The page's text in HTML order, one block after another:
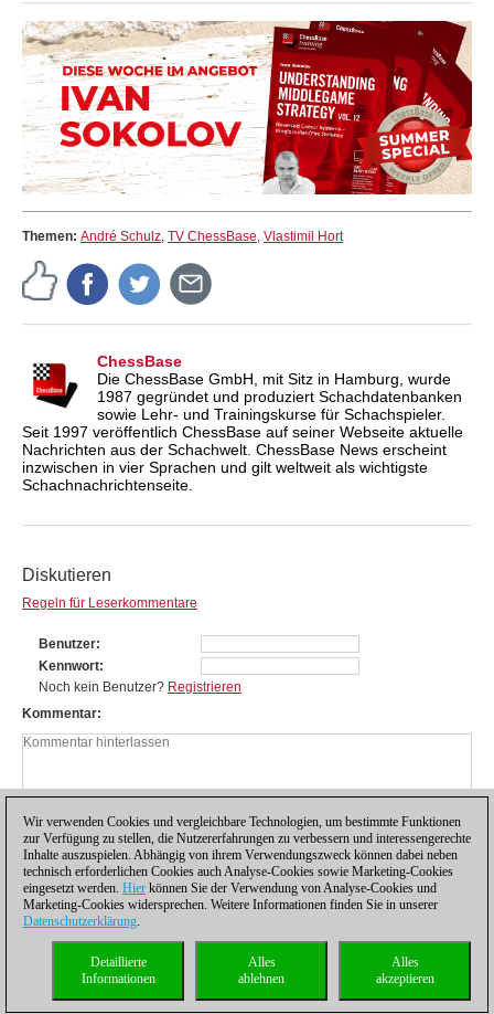
Themen: André Schulz, TV ChessBase, Vlastimil Hort
ChessBase
Die ChessBase GmbH, mit Sitz in Hamburg, wurde
1987 gegründet und produziert Schachdatenbanken
sowie Lehr- und Trainingskurse für Schachspieler.
Seit 1997 veröffentlich ChessBase auf seiner Webseite aktuelle
Nachrichten aus der Schachwelt. ChessBase News erscheint
inzwischen in vier Sprachen und gilt weltweit als wichtigste
Schachnachrichtenseite.
Diskutieren
Regeln für Leserkommentare
Benutzer
Kennwort
Noch kein Benutzer? Registrieren
Kommentar
Datenschutzhinweis| Kontakt| |Lizenzen
Compliance Hotline|
coldest news
Wir verwenden Cookies und vergleichbare Technologien, um bestimmte Funktionen
zur Verfügung zu stellen, die Nutzererfahrungen zu verbessern und interessengerechte
Inhalte auszuspielen. Abhängig von ihrem Verwendungszweck können dabei neben
technisch erforderlichen Cookies auch Analyse-Cookies sowie Marketing-Cookies
eingesetzt werden. Hier können Sie der Verwendung von Analyse-Cookies und
Marketing-Cookies widersprechen. Weitere Informationen finden Sie in unserer
Datenschutzerklärung.
Alles
akzeptieren
Alles
ablehnen
Detaillierte
Informationen